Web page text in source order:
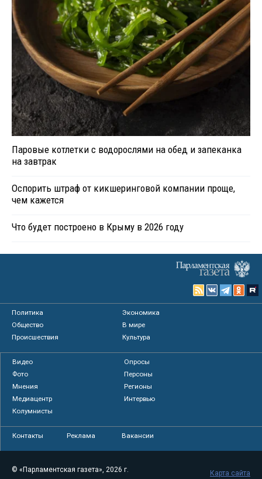
Паровые котлетки с водорослями на обед и запеканка
на завтрак
Оспорить штраф от кикшеринговой компании проще,
чем кажется
Что будет построено в Крыму в 2026 году
Политика
Экономика
Общество
В мире
Происшествия
Культура
Видео
Опросы
Фото
Персоны
Мнения
Регионы
Медиацентр
Интервью
Колумнисты
Контакты Реклама Вакансии
© «Парламентская газета», 2026 г.
Карта сайта